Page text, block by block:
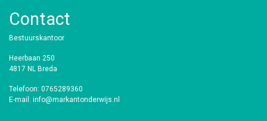
Contact
Bestuurskantoor
Heerbaan 250
4817 NL Breda
Telefoon: 0765289360
E-mail: info@markantonderwijs.nl